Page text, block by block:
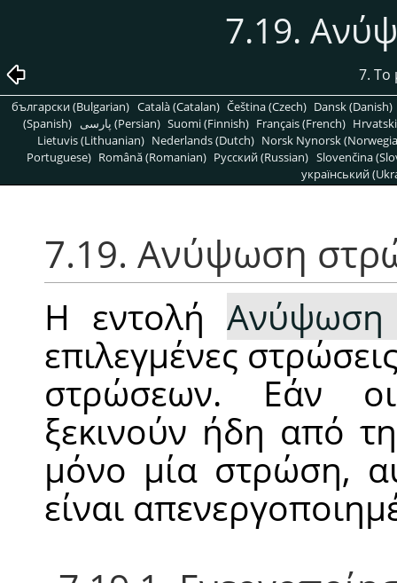
7.19.
7. Το
български (Bulgarian) Català (Catalan) Čeština (Czech) Dansk (Danish)
(Spanish)
پارسی (Persian) Suomi (Finnish) Français (French)
Lietuvis (Lithuanian) Nederlands (Dutch) Norsk Nynorsk
Portuguese) Română (Romanian) Pусский (Russian) Slovenčina
український
7.19. Ανύψωση
Η εντολήΑνύψωση
επιλεγμένες
στρώσεων. Εάν οι
ξεκινούν ήδη από
μόνο μία στρώση,
είναι